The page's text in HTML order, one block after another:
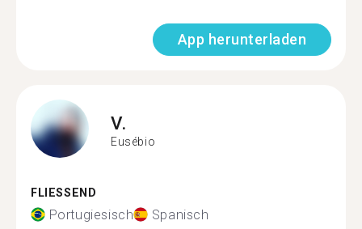
App herunterladen
V.
Eusébio
FLIESSEND
Portugiesisch Spanisch